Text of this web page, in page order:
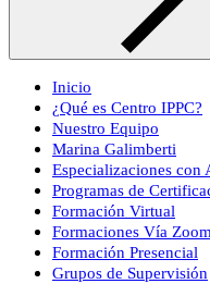
Inicio
¿Qué es Centro IPPC?
Nuestro Equipo
Marina Galimberti
Especializaciones con
Programas de
Formación Virtual
Formaciones Vía Zoom
Formación Presencial
Grupos de Supervisión